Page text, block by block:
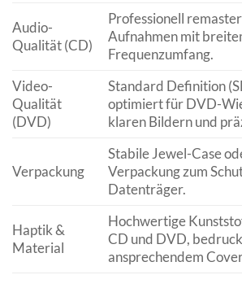
Audio-
Qualität (CD)
Professionell
Aufnahmen mit
Frequenzumfang.
Video-
Qualität
(DVD)
Standard Definition
optimiert für DVD-
klaren Bildern und
Verpackung
Stabile Jewel-Case
Verpackung zum
Datenträger.
Haptik &
Material
Hochwertige
CD und DVD,
ansprechendem